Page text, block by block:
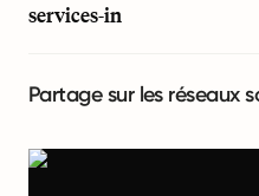
services-in
Partage sur les réseaux